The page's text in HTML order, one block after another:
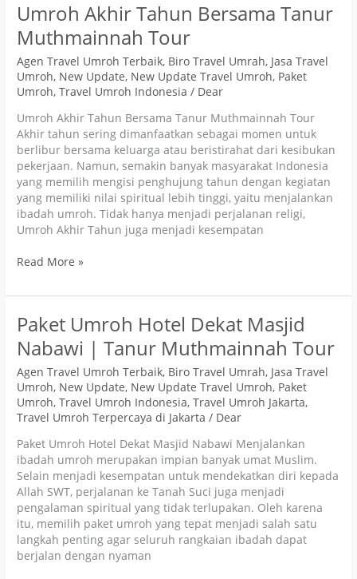
Umroh Akhir Tahun Bersama Tanur
Muthmainnah Tour
Agen Travel Umroh Terbaik, Biro Travel Umrah, Jasa Travel
Umroh, New Update, New Update Travel Umroh, Paket
Umroh,Travel Umroh Indonesia / Dear
Umroh Akhir Tahun Bersama Tanur Muthmainnah Tour
Akhir tahun sering dimanfaatkan sebagai momen untuk
berlibur bersama keluarga atau beristirahat dari kesibukan
pekerjaan. Namun, semakin banyak masyarakat Indonesia
yang memilih mengisi penghujung tahun dengan kegiatan
yang memiliki nilai spiritual lebih tinggi, yaitu menjalankan
ibadah umroh. Tidak hanya menjadi perjalanan religi,
Umroh Akhir Tahun juga menjadi kesempatan
Umroh
Akhir
Tahun
Bersama
Tanur
Muthmainnah
Read More »
Paket Umroh Hotel Dekat Masjid
Nabawi | Tanur Muthmainnah Tour
Agen Travel Umroh Terbaik, Biro Travel Umrah, Jasa Travel
Umroh, New Update, New Update Travel Umroh, Paket
Umroh,Travel Umroh Indonesia,Travel Umroh Jakarta,
Travel Umroh Terpercaya di Jakarta / Dear
Paket Umroh Hotel Dekat Masjid Nabawi Menjalankan
ibadah umroh merupakan impian banyak umat Muslim.
Selain menjadi kesempatan untuk mendekatkan diri kepada
Allah SWT, perjalanan ke Tanah Suci juga menjadi
pengalaman spiritual yang tidak terlupakan. Oleh karena
itu, memilih paket umroh yang tepat menjadi salah satu
langkah penting agar seluruh rangkaian ibadah dapat
berjalan dengan nyaman
Paket
Umroh
Hotel
Dekat
Masjid
Nabawi
|
Muthmainnah
Tour